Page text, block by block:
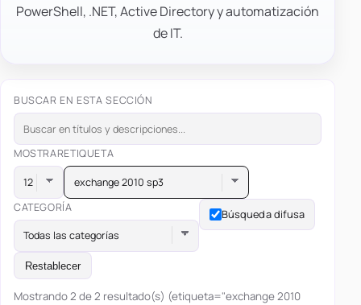
PowerShell, .NET, Active Directory y automatización
de IT.
BUSCAR EN ESTA SECCIÓN
MOSTRARETIQUETA
exchange 2010 sp3
CATEGORÍA
Todas las categorías
Búsqueda difusa
Restablecer
Mostrando 2 de 2 resultado(s) (etiqueta="exchange 2010